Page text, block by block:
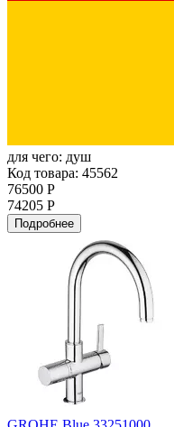
для чего: душ
Код товара: 45562
76500 Р
74205 Р
Подробнее